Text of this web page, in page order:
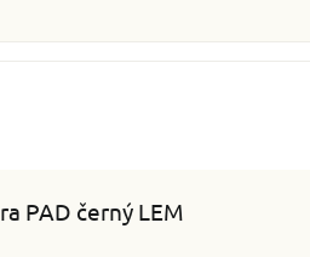
PAD černý LEM